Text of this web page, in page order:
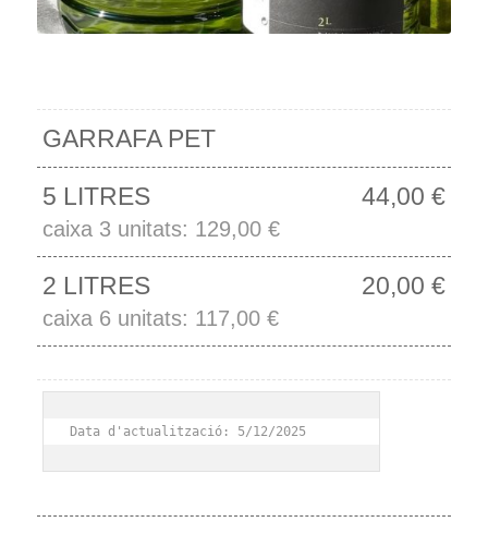
GARRAFA PET
5 LITRES 44,00 €
caixa 3 unitats: 129,00 €
2 LITRES 20,00 €
caixa 6 unitats: 117,00 €
Data d'actualització: 5/12/2025